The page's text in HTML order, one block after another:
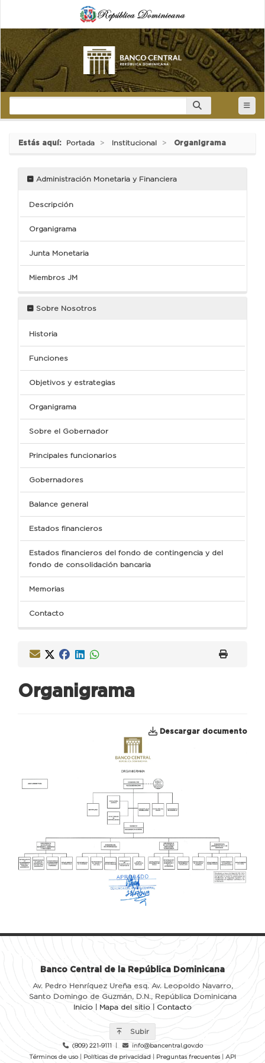
Estás aquí: Portada Institucional Organigrama
Administración Monetaria y Financiera
Descripción
Organigrama
Junta Monetaria
Miembros JM
Sobre Nosotros
Historia
Funciones
Objetivos y estrategias
Organigrama
Sobre el Gobernador
Principales funcionarios
Gobernadores
Balance general
Estados financieros
Estados financieros del fondo de contingencia y del
fondo de consolidación bancaria
Memorias
Contacto
Organigrama
Descargar documento
Banco Central de la República Dominicana
Av. Pedro Henríquez Ureña esq. Av. Leopoldo Navarro,
Santo Domingo de Guzmán, D.N., República Dominicana
Inicio
Mapa del sitio Contacto
Subir
(809) 221-9111
info@bancentral.gov.do
Términos de uso| Políticas de privacidad Preguntas frecuentes| API